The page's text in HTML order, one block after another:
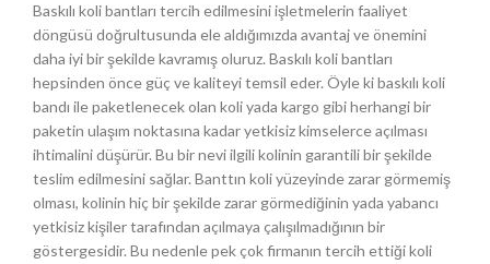
Baskılı koli bantları tercih edilmesini işletmelerin faaliyet
döngüsü doğrultusunda ele aldığımızda avantaj ve önemini
daha iyi bir şekilde kavramış oluruz. Baskılı koli bantları
hepsinden önce güç ve kaliteyi temsil eder. Öyle ki baskılı koli
bandı ile paketlenecek olan koli yada kargo gibi herhangi bir
paketin ulaşım noktasına kadar yetkisiz kimselerce açılması
ihtimalini düşürür. Bu bir nevi ilgili kolinin garantili bir şekilde
teslim edilmesini sağlar. Banttın koli yüzeyinde zarar görmemiş
olması, kolinin hiç bir şekilde zarar görmediğinin yada yabancı
yetkisiz kişiler tarafından açılmaya çalışılmadığının bir
göstergesidir. Bu nedenle pek çok firmanın tercih ettiği koli